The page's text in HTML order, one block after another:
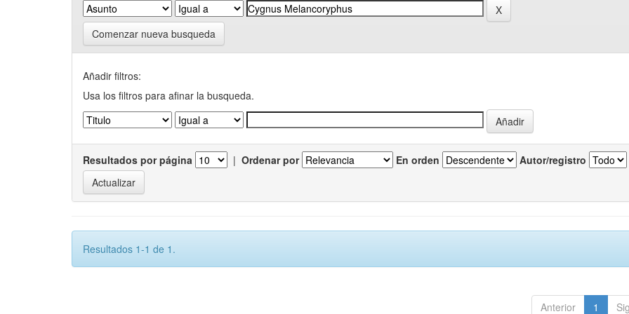
Comenzar nueva busqueda
Añadir filtros:
Usa los filtros para afinar la busqueda.
Resultados por página | Ordenar por En orden Autor/registro
Resultados 1-1 de 1.
Anterior 1